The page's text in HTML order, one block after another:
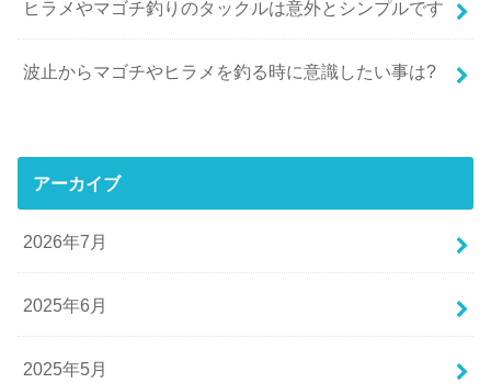
ヒラメやマゴチ釣りのタックルは意外とシンプルです
波止からマゴチやヒラメを釣る時に意識したい事は?
アーカイブ
2026年7月
2025年6月
2025年5月